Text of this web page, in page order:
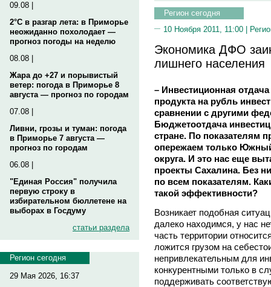
09.08 |
2°C в разгар лета: в Приморье
неожиданно похолодает —
прогноз погоды на неделю
08.08 |
Жара до +27 и порывистый
ветер: погода в Приморье 8
августа — прогноз по городам
07.08 |
Ливни, грозы и туман: погода
в Приморье 7 августа —
прогноз по городам
06.08 |
"Единая Россия" получила
первую строку в
избирательном бюллетене на
выборах в Госдуму
статьи раздела
Регион сегодня
29 Мая 2026, 16:37
Регион сегодня
10 Ноября 2011, 11:00 |
Экономика ДФО
лишнего населения
– Инвестиционная
продукта на рубль
сравнении с другими
Бюджетоотдача
стране. По показателям
опережаем только
округа. И это нас еще
проекты Сахалина. Без
по всем показателям.
такой эффективности?
Возникает подобная
далеко находимся, у нас
часть территории
ложится грузом на
непривлекательным для
конкурентными только в
поддерживать